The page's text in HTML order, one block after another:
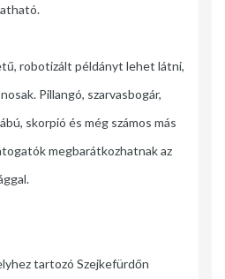
robotizált példányt lehet látni,
Pillangó, szarvasbogár,
skorpió és még számos más
megbarátkozhatnak az
tartozó Szejkefürdőn